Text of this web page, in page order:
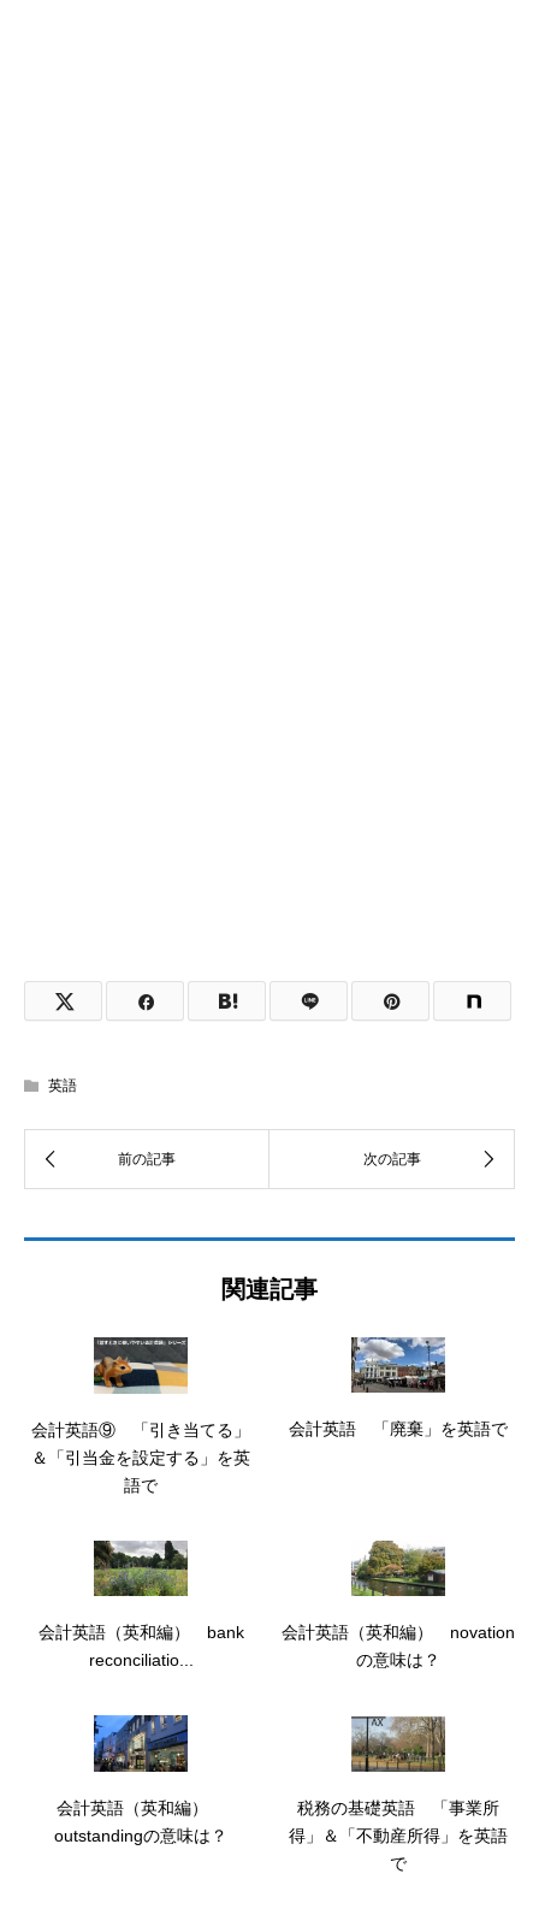
英語
関連記事
会計英語⑨ 「引き当てる」
＆「引当金を設定する」を英
語で
会計英語 「廃棄」を英語で
会計英語（英和編） bank
reconciliatio...
会計英語（英和編） novation
の意味は？
会計英語（英和編）
outstandingの意味は？
税務の基礎英語 「事業所
得」＆「不動産所得」を英語
で